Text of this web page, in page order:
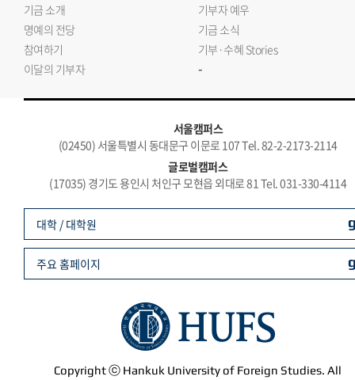
기금 소개
기부자 예우
명예의 전당
기금 소식
참여하기
기부·수혜 Stories
이달의 기부자
-
서울캠퍼스
(02450) 서울특별시 동대문구 이문로 107 Tel. 82-2-2173-2114
글로벌캠퍼스
(17035) 경기도 용인시 처인구 모현읍 외대로 81 Tel. 031-330-4114
Copyright ⓒ Hankuk University of Foreign Studies. All
대학 / 대학원
주요 홈페이지